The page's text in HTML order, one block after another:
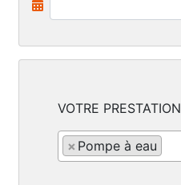
VOTRE PRESTATION
× Pompe à eau